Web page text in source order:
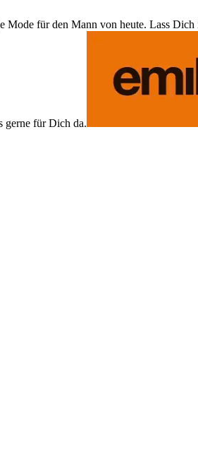
Mode für den Mann von heute. Lass
gerne für Dich da.